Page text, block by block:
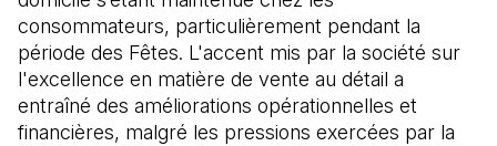
consommateurs, particulièrement pendant la
période des Fêtes. L'accent mis par la société sur
l'excellence en matière de vente au détail a
entraîné des améliorations opérationnelles et
financières, malgré les pressions exercées par la